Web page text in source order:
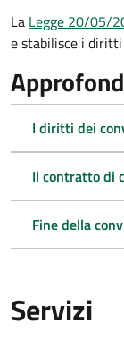
La Legge 20/05/
e stabilisce i
I diritti dei
Il contratto di
Fine della
Servizi